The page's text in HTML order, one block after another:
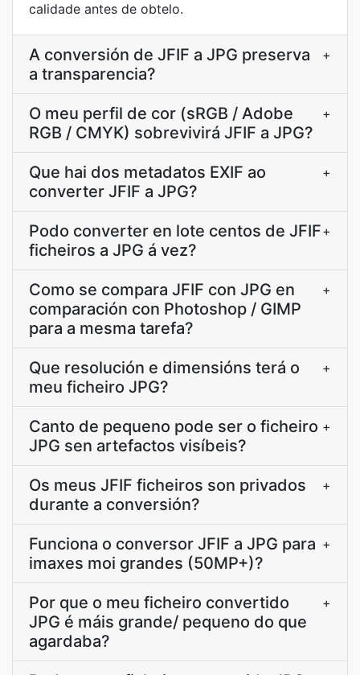
calidade antes de obtelo.
A conversión de JFIF a JPG preserva
a transparencia?
+
O meu perfil de cor (sRGB / Adobe
RGB / CMYK) sobrevivirá JFIF a JPG?
+
Que hai dos metadatos EXIF ao
converter JFIF a JPG?
+
Podo converter en lote centos de JFIF
ficheiros a JPG á vez?
+
Como se compara JFIF con JPG en
comparación con Photoshop / GIMP
para a mesma tarefa?
+
Que resolución e dimensións terá o
meu ficheiro JPG?
+
Canto de pequeno pode ser o ficheiro
JPG sen artefactos visíbeis?
+
Os meus JFIF ficheiros son privados
durante a conversión?
+
Funciona o conversor JFIF a JPG para
imaxes moi grandes (50MP+)?
+
Por que o meu ficheiro convertido
JPG é máis grande/ pequeno do que
agardaba?
+